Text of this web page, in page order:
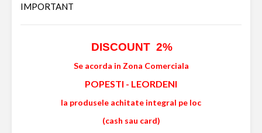
IMPORTANT
DISCOUNT 2%
Se acorda in Zona Comerciala
POPESTI - LEORDENI
la produsele achitate integral pe loc
(cash sau card)